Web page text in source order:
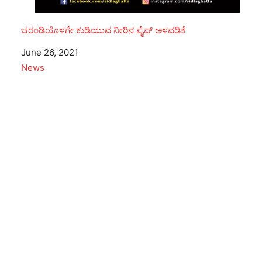
ಚರಂಡಿಯೊಳಗೇ ಕುಡಿಯುವ ನೀರಿನ ಪೈಪ್ ಅಳವಡಿಕೆ
Date
June 26, 2021
In relation to
News